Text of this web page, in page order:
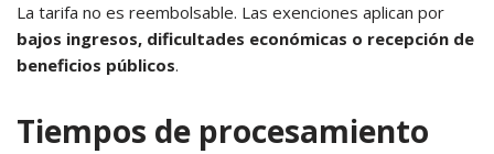
La tarifa no es reembolsable. Las exenciones aplican por
bajos ingresos, dificultades económicas o recepción de
beneficios públicos.
Tiempos de procesamiento